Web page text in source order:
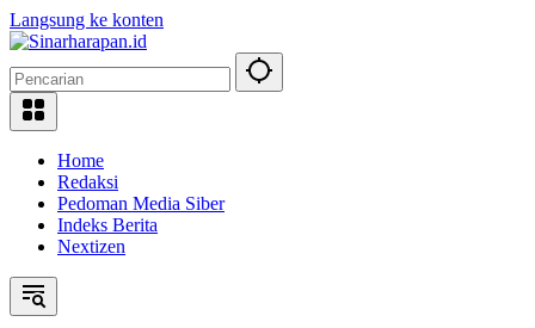
Langsung ke konten
Home
Redaksi
Pedoman Media Siber
Indeks Berita
Nextizen